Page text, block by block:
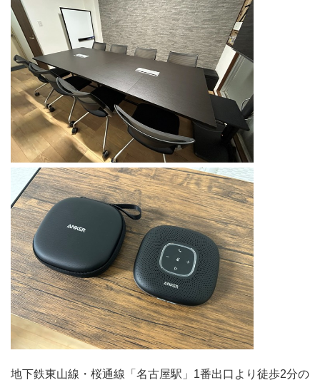
地下鉄東山線・桜通線「名古屋駅」1番出口より徒歩2分の